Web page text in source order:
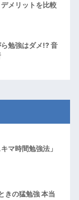
メリットを比較
ら勉強はダメ!? 音
マ時間勉強法」
きの猛勉強 本当